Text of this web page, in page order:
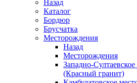
Назад
Каталог
Бордюр
Брусчатка
Месторождения
Назад
Месторождения
Западно-
(Красный гранит)